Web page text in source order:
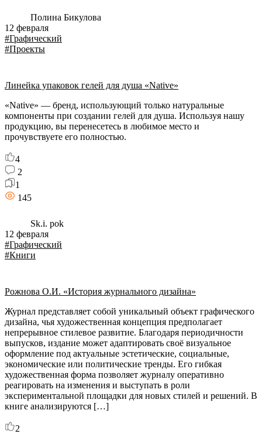
Полина Бикулова
12 февраля
#Графический
#Проекты
Линейка упаковок гелей для душа «Native»
«Native» — бренд, использующий только натуральные
компоненты при создании гелей для душа. Используя нашу
продукцию, вы перенесетесь в любимое место и
прочувствуете его полностью.
4
2
1
145
Sk.i. pok
12 февраля
#Графический
#Книги
Рожнова О.И. «История журнального дизайна»
Журнал представляет собой уникальный объект графического
дизайна, чья художественная концепция предполагает
непрерывное стилевое развитие. Благодаря периодичности
выпусков, издание может адаптировать своё визуальное
оформление под актуальные эстетические, социальные,
экономические или политические тренды. Его гибкая
художественная форма позволяет журналу оперативно
реагировать на изменения и выступать в роли
экспериментальной площадки для новых стилей и решений. В
книге анализируются […]
2